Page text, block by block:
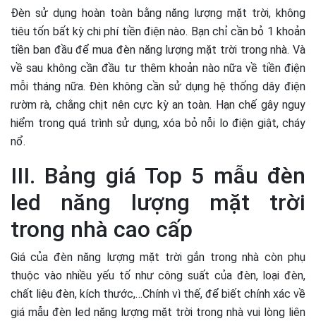
Đèn sử dụng hoàn toàn bằng năng lượng mặt trời, không
tiêu tốn bất kỳ chi phí tiền điện nào. Bạn chỉ cần bỏ 1 khoản
tiền ban đầu để mua đèn năng lượng mặt trời trong nhà. Và
về sau không cần đầu tư thêm khoản nào nữa về tiền điện
mỗi tháng nữa. Đèn không cần sử dụng hệ thống dây điện
rườm rà, chằng chịt nên cực kỳ an toàn. Hạn chế gây nguy
hiểm trong quá trình sử dụng, xóa bỏ nỗi lo điện giật, cháy
nổ.
III. Bảng giá Top 5 mẫu đèn
led năng lượng mặt trời
trong nhà cao cấp
Giá của đèn năng lượng mặt trời gắn trong nhà còn phụ
thuộc vào nhiều yếu tố như công suất của đèn, loại đèn,
chất liệu đèn, kích thước,…Chính vì thế, để biết chính xác về
giá mẫu đèn led năng lượng mặt trời trong nhà vui lòng liên